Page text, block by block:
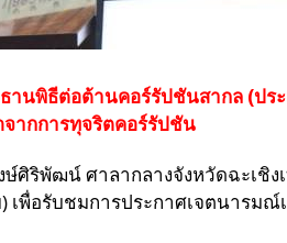
ธานพิธีต่อต้านคอร์รัปชันสากล (ป
ากการทุจริตคอร์รัปชัน
ศิริพัฒน์ ศาลากลางจังหวัดฉะเชิง
เพื่อรับชมการประกาศเจตนารม